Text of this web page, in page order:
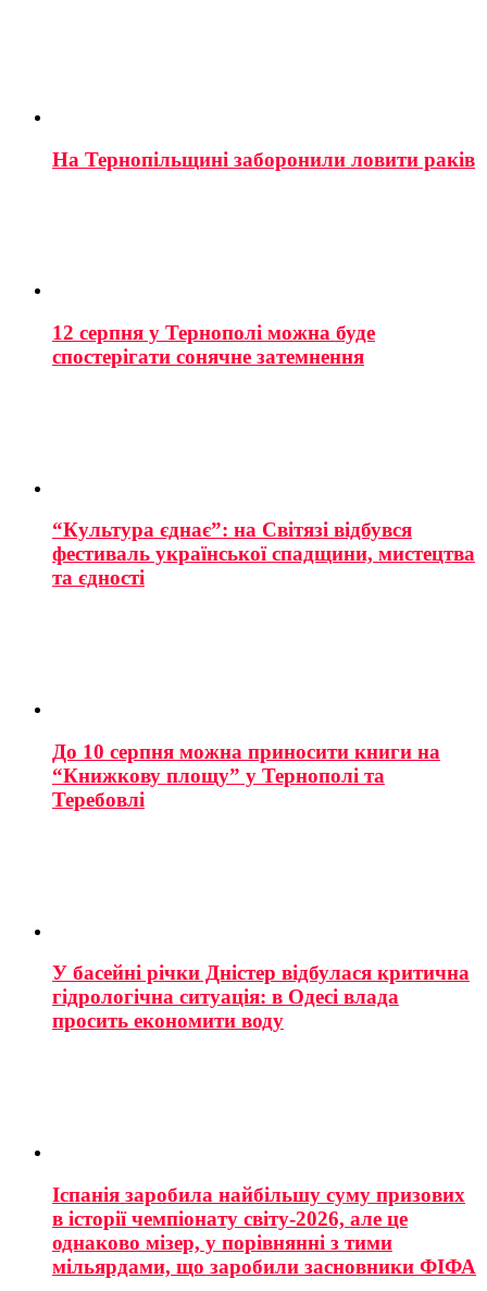
На Тернопільщині заборонили ловити раків
12 серпня у Тернополі можна буде
спостерігати сонячне затемнення
“Культура єднає”: на Світязі відбувся
фестиваль української спадщини, мистецтва
та єдності
До 10 серпня можна приносити книги на
“Книжкову площу” у Тернополі та
Теребовлі
У басейні річки Дністер відбулася критична
гідрологічна ситуація: в Одесі влада
просить економити воду
Іспанія заробила найбільшу суму призових
в історії чемпіонату світу-2026, але це
однаково мізер, у порівнянні з тими
мільярдами, що заробили засновники ФІФА